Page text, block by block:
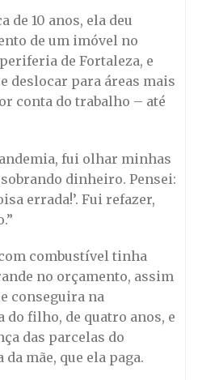
de 10 anos, ela deu
de um imóvel no
de Fortaleza, e
deslocar para áreas mais
conta do trabalho – até
fui olhar minhas
dinheiro. Pensei:
errada!’. Fui refazer,
combustível tinha
no orçamento, assim
conseguira na
do filho, de quatro anos, e
das parcelas do
mãe, que ela paga.